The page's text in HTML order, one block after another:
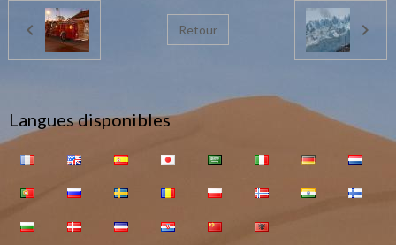
Retour
Langues disponibles